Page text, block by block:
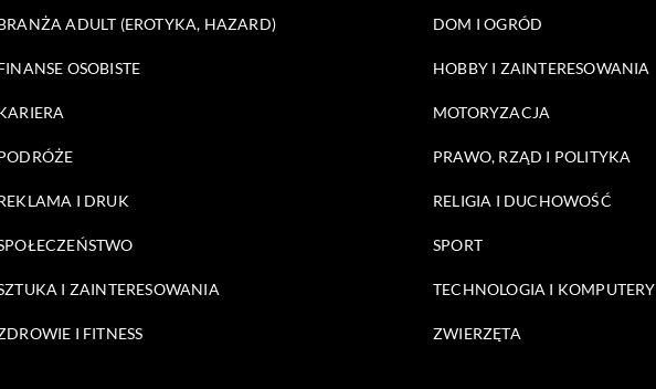
ADULT (EROTYKA, HAZARD) DOM I OGRÓD
OSOBISTE HOBBY I ZAINTERESOWANIA
MOTORYZACJA
PRAWO, RZĄD I POLITYKA
I DRUK RELIGIA I DUCHOWOŚĆ
SPORT
I ZAINTERESOWANIA TECHNOLOGIA I KOMPUTERY
I FITNESS ZWIERZĘTA